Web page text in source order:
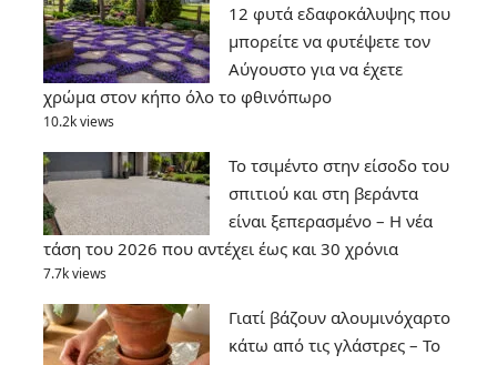
12 φυτά εδαφοκάλυψης που
μπορείτε να φυτέψετε τον
Αύγουστο για να έχετε
χρώμα στον κήπο όλο το φθινόπωρο
10.2k views
Το τσιμέντο στην είσοδο του
σπιτιού και στη βεράντα
είναι ξεπερασμένο – Η νέα
τάση του 2026 που αντέχει έως και 30 χρόνια
7.7k views
Γιατί βάζουν αλουμινόχαρτο
κάτω από τις γλάστρες – Το